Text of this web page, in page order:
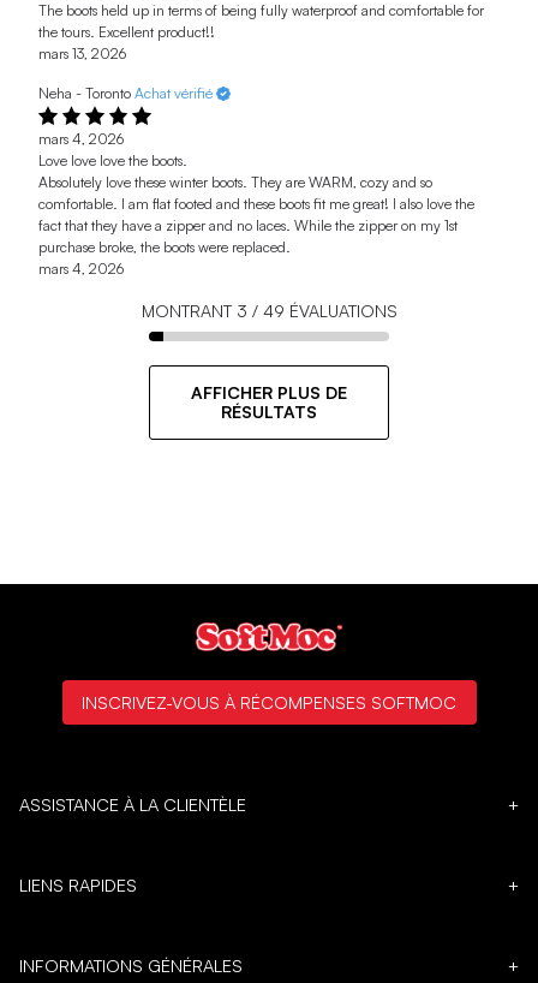
The boots held up in terms of being fully waterproof and comfortable for
the tours. Excellent product!!
mars 13, 2026
Neha - Toronto Achat vérifié
mars 4, 2026
Love love love the boots.
Absolutely love these winter boots. They are WARM, cozy and so
comfortable. I am flat footed and these boots fit me great! I also love the
fact that they have a zipper and no laces. While the zipper on my 1st
purchase broke, the boots were replaced.
mars 4, 2026
MONTRANT 3 / 49 ÉVALUATIONS
AFFICHER PLUS DE
RÉSULTATS
ASSISTANCE À LA CLIENTÈLE +
LIENS RAPIDES +
INFORMATIONS GÉNÉRALES +
INSCRIVEZ-VOUS À RÉCOMPENSES SOFTMOC